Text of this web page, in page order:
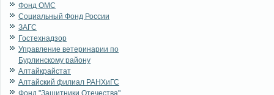
Фонд ОМС
Социальный Фонд России
ЗАГС
Гостехнадзор
Управление ветеринарии по
Бурлинскому району
Алтайкрайстат
Алтайский филиал РАНХиГС
Фонд "Защитники Отечества"